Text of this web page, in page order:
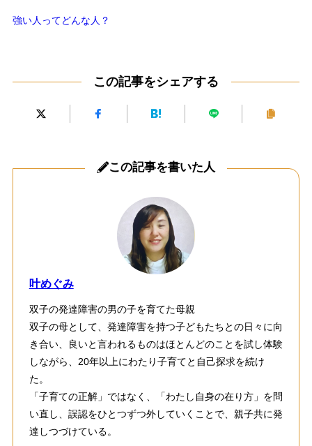
強い人ってどんな人？
この記事をシェアする
この記事を書いた人
叶めぐみ
双子の発達障害の男の子を育てた母親
双子の母として、発達障害を持つ子どもたちとの日々に向
き合い、良いと言われるものはほとんどのことを試し体験
しながら、20年以上にわたり子育てと自己探求を続け
た。
「子育ての正解」ではなく、「わたし自身の在り方」を問
い直し、誤認をひとつずつ外していくことで、親子共に発
達しつづけている。